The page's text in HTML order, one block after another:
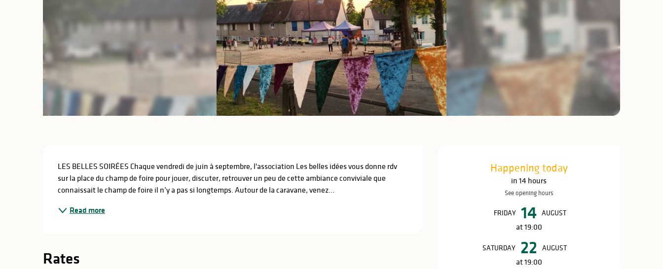
Opening hours
Happening today
in 14 hours
See opening hours
FRIDAY 14 AUGUST
at 19:00
SATURDAY 22 AUGUST
at 19:00
Description
LES BELLES SOIRÉES Chaque vendredi de juin à septembre, l'association Les belles idées vous donne rdv
sur la place du champ de foire pour jouer, discuter, retrouver un peu de cette ambiance conviviale que
connaissait le champ de foire il n’y a pas si longtemps. Autour de la caravane, venez...
Read more
Rates